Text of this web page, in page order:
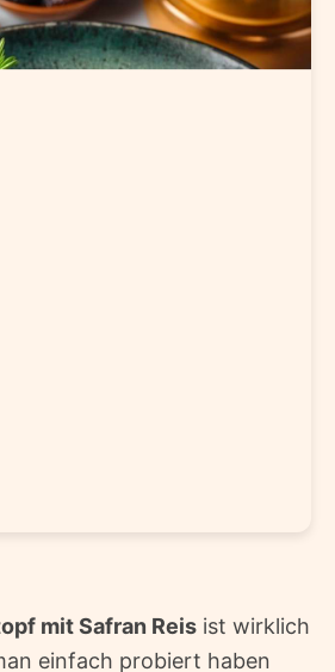
mit Safran Reis ist wirklich
einfach probiert haben